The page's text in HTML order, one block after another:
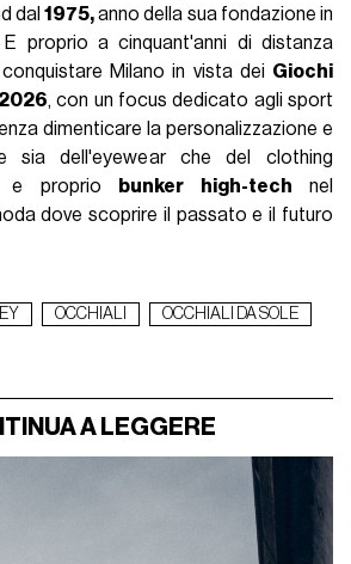
dal 1975,anno della sua fondazione in
proprio a cinquant'anni di distanza
Milano in vista dei Giochi
, con un focus dedicato agli sport
dimenticare la personalizzazione e
sia dell'eyewear che del clothing
e proprio
bunker high-tech nel
dove scoprire il passato e il futuro
OCCHIALI
OCCHIALI DA SOLE
A LEGGERE